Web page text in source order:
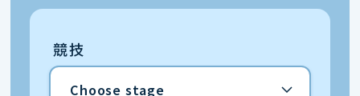
競技